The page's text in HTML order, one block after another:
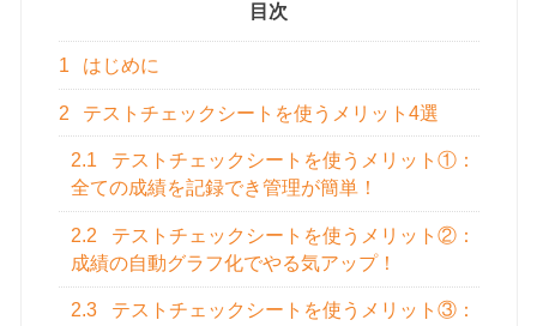
目次
1 はじめに
2 テストチェックシートを使うメリット4選
2.1
テストチェックシートを使うメリット①：
全ての成績を記録でき管理が簡単！
2.2
テストチェックシートを使うメリット②：
成績の自動グラフ化でやる気アップ！
2.3
テストチェックシートを使うメリット③：